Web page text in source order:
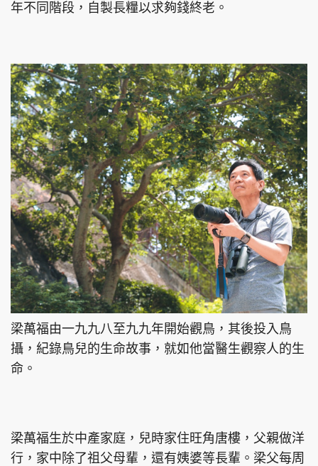
親子王 Oh!爸媽 JobMarket
頭條搵工 EDUPLUS
關於我們
聯絡我們
隱私政策聲明
使用條款
版權及免責聲明
年不同階段，自製長糧以求夠錢終老。
梁萬福由一九九八至九九年開始觀鳥，其後投入鳥
攝，紀錄鳥兒的生命故事，就如他當醫生觀察人的生
命。
梁萬福生於中產家庭，兒時家住旺角唐樓，父親做洋
行，家中除了祖父母輩，還有姨婆等長輩。梁父每周